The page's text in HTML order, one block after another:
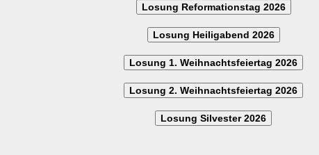
Losung Reformationstag 2026
Losung Heiligabend 2026
Losung 1. Weihnachtsfeiertag 2026
Losung 2. Weihnachtsfeiertag 2026
Losung Silvester 2026